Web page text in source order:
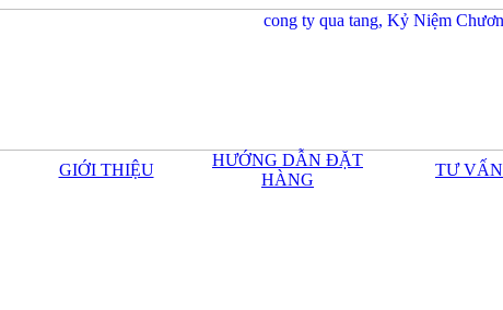
GIỚI THIỆU
HƯỚNG DẪN ĐẶT
HÀNG
TƯ VẤN